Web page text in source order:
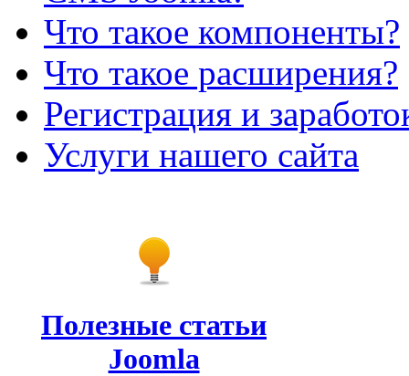
Что такое компоненты?
Что такое расширения?
Регистрация и
Услуги нашего сайта
Полезные статьи
Joomla